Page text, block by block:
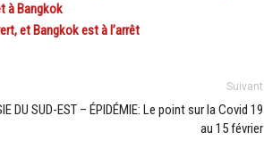
à Bangkok
et Bangkok est à l’arrêt
Suivant
DU SUD-EST – ÉPIDÉMIE: Le point sur la Covid 19
au 15 février